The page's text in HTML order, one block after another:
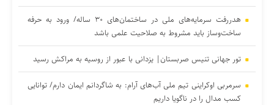
هدررفت سرمایه‌های ملی در ساختمان‌های ۳۰ ساله/ ورود به حرفه
ساخت‌وساز باید مشروط به صلاحیت علمی باشد
تور جهانی تنیس صربستان| یزدانی با عبور از روسیه به مراکش رسید
سرمربی اوکراینی تیم ملی آب‌های آرام: به شاگردانم ایمان دارم/ توانایی
کسب مدال را در ناگویا داریم